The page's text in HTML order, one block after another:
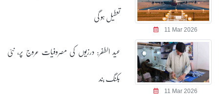
11 Mar 2026
تعطیل ہو گی
11 Mar 2026
عید الطفر: درزیوں کی مصروفیات عروج پر، نئی
بکنگ بند